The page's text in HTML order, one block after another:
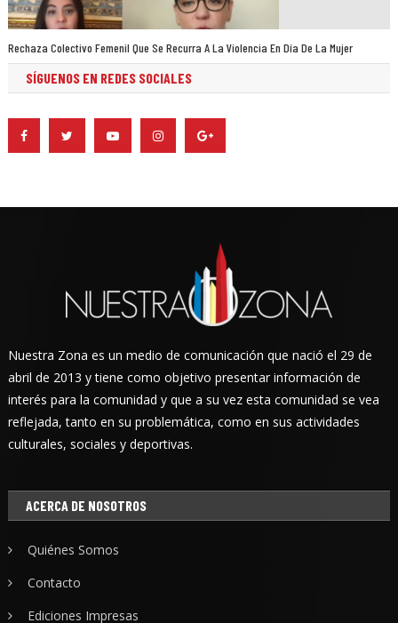
Rechaza Colectivo Femenil Que Se Recurra A La Violencia En Día De La Mujer
SÍGUENOS EN REDES SOCIALES
Nuestra Zona es un medio de comunicación que nació el 29 de
abril de 2013 y tiene como objetivo presentar información de
interés para la comunidad y que a su vez esta comunidad se vea
reflejada, tanto en su problemática, como en sus actividades
culturales, sociales y deportivas.
ACERCA DE NOSOTROS
Quiénes Somos
Contacto
Ediciones Impresas